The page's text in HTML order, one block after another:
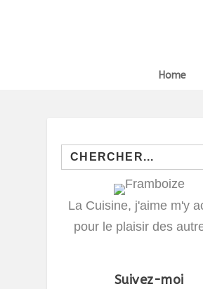
Home
Search
for:
La Cuisine, j'aime m'y
pour le plaisir des
Suivez-moi